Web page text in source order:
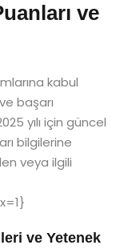
ve
kabul
başarı
yılı için güncel
bilgilerine
veya ilgili
ve Yetenek